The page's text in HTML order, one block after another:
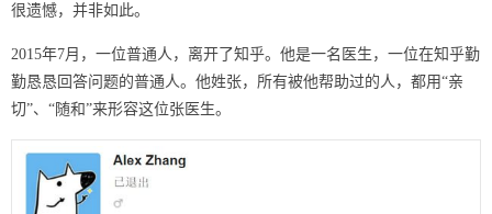
很遗憾，并非如此。
2015年7月，一位普通人，离开了知乎。他是一名医生，一位在知乎勤
勤恳恳回答问题的普通人。他姓张，所有被他帮助过的人，都用“亲
切”、“随和”来形容这位张医生。